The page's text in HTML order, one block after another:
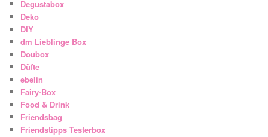
Degustabox
Deko
DIY
dm Lieblinge Box
Doubox
Düfte
ebelin
Fairy-Box
Food & Drink
Friendsbag
Friendstipps Testerbox